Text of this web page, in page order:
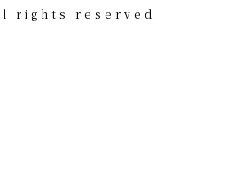
rights reserved